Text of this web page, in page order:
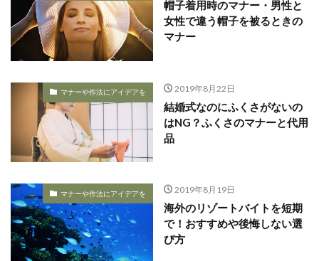
帽子着用時のマナー・男性と
女性で違う帽子を被るときの
マナー
マナーや作法にアイデアを 2019年8月22日
結婚式なのにふくさがないの
はNG？ふくさのマナーと代用
品
マナーや作法にアイデアを 2019年8月19日
海外のリゾートバイトを短期
で！おすすめや後悔しない選
び方